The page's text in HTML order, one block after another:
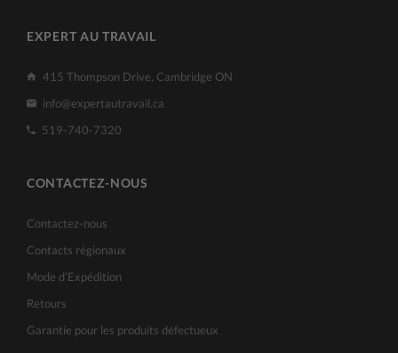
EXPERT AU TRAVAIL
415 Thompson Drive, Cambridge ON
info@expertautravail.ca
519-740-7320
CONTACTEZ-NOUS
Contactez-nous
Contacts régionaux
Mode d’Expédition
Retours
Garantie pour les produits défectueux